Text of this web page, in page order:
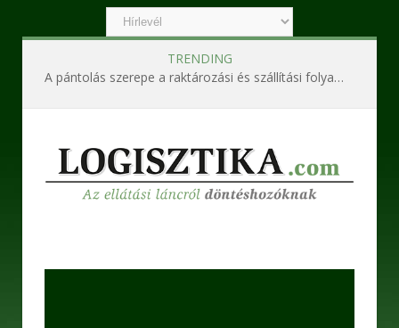
TRENDING
A pántolás szerepe a raktározási és szállítási folyamatokban